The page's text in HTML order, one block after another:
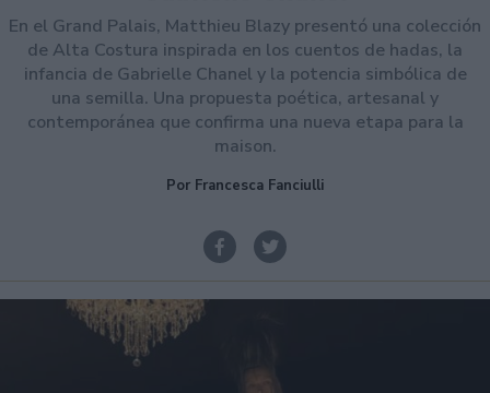
En el Grand Palais, Matthieu Blazy presentó una colección
de Alta Costura inspirada en los cuentos de hadas, la
infancia de Gabrielle Chanel y la potencia simbólica de
una semilla. Una propuesta poética, artesanal y
contemporánea que confirma una nueva etapa para la
maison.
Por Francesca Fanciulli